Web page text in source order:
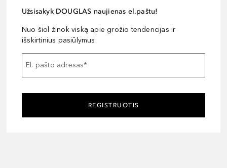
Užsisakyk DOUGLAS naujienas el.paštu!
Nuo šiol žinok viską apie grožio tendencijas ir
išskirtinius pasiūlymus
El. pašto adresas*
REGISTRUOTIS